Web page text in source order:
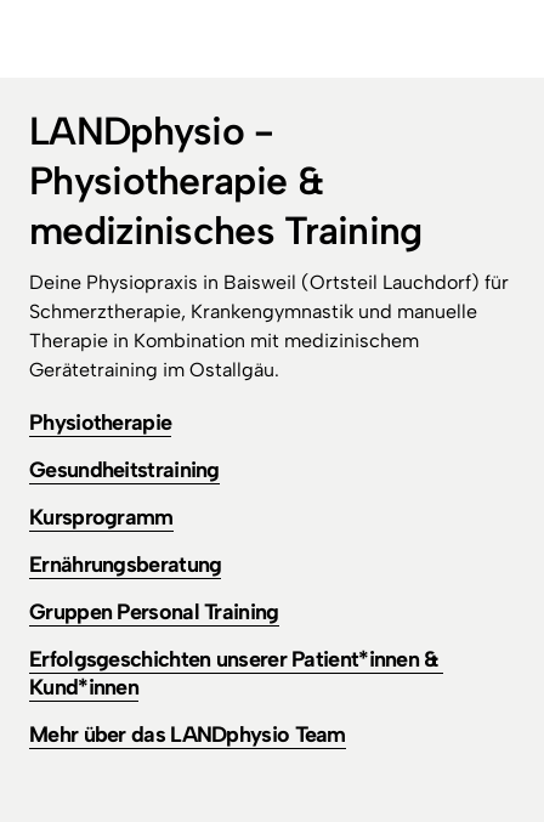
plus Trainingsmöglichkeit unter einem Dach – rund 10
Minuten von Bad Wörishofen entfernt.
LANDphysio -
Physiotherapie &
medizinisches Training
Deine Physiopraxis in Baisweil (Ortsteil Lauchdorf) für
Schmerztherapie, Krankengymnastik und manuelle
Therapie in Kombination mit medizinischem
Gerätetraining im Ostallgäu.
Physiotherapie
Gesundheitstraining
Kursprogramm
Ernährungsberatung
Gruppen Personal Training
Erfolgsgeschichten unserer Patient*innen
&
Kund*innen
Mehr über das LANDphysio Team